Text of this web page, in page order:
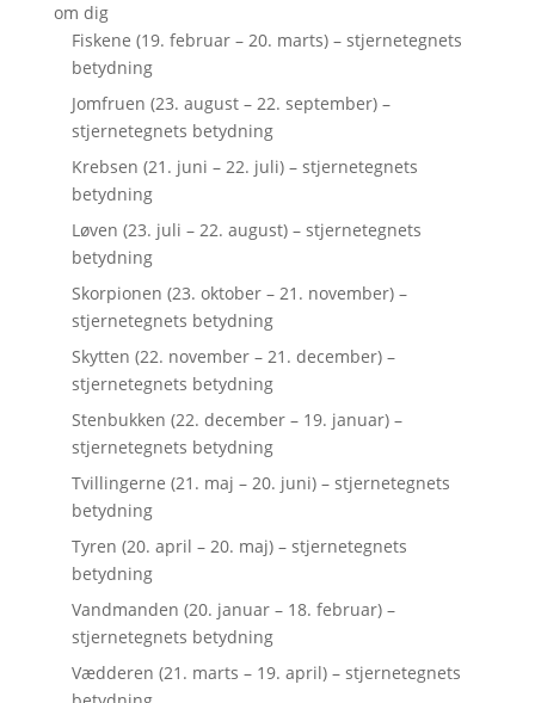
om dig
Fiskene (19. februar – 20. marts) – stjernetegnets
betydning
Jomfruen (23. august – 22. september) –
stjernetegnets betydning
Krebsen (21. juni – 22. juli) – stjernetegnets
betydning
Løven (23. juli – 22. august) – stjernetegnets
betydning
Skorpionen (23. oktober – 21. november) –
stjernetegnets betydning
Skytten (22. november – 21. december) –
stjernetegnets betydning
Stenbukken (22. december – 19. januar) –
stjernetegnets betydning
Tvillingerne (21. maj – 20. juni) – stjernetegnets
betydning
Tyren (20. april – 20. maj) – stjernetegnets
betydning
Vandmanden (20. januar – 18. februar) –
stjernetegnets betydning
Vædderen (21. marts – 19. april) – stjernetegnets